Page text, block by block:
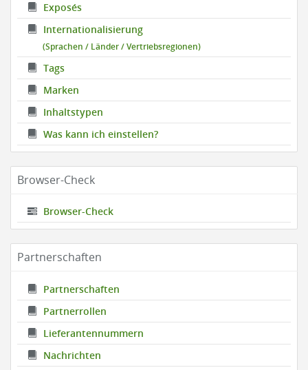
Exposés
Internationalisierung
(Sprachen / Länder / Vertriebsregionen)
Tags
Marken
Inhaltstypen
Was kann ich einstellen?
Browser-Check
Browser-Check
Partnerschaften
Partnerschaften
Partnerrollen
Lieferantennummern
Nachrichten